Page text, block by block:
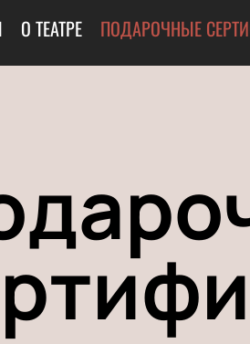
О ТЕАТРЕ ПОДАРОЧНЫЕ